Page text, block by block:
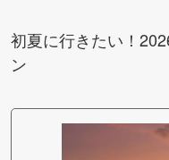
初夏に行きたい！
ン